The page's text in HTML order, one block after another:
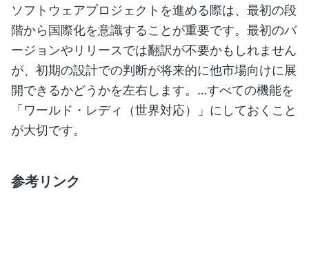
ソフトウェアプロジェクトを進める際は、最初の段
階から国際化を意識することが重要です。最初のバ
ージョンやリリースでは翻訳が不要かもしれません
が、初期の設計での判断が将来的に他市場向けに展
開できるかどうかを左右します。…すべての機能を
「ワールド・レディ（世界対応）」にしておくこと
が大切です。
参考リンク